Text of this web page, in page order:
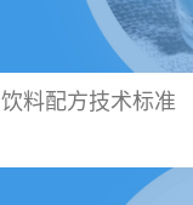
饮料配方技术标准